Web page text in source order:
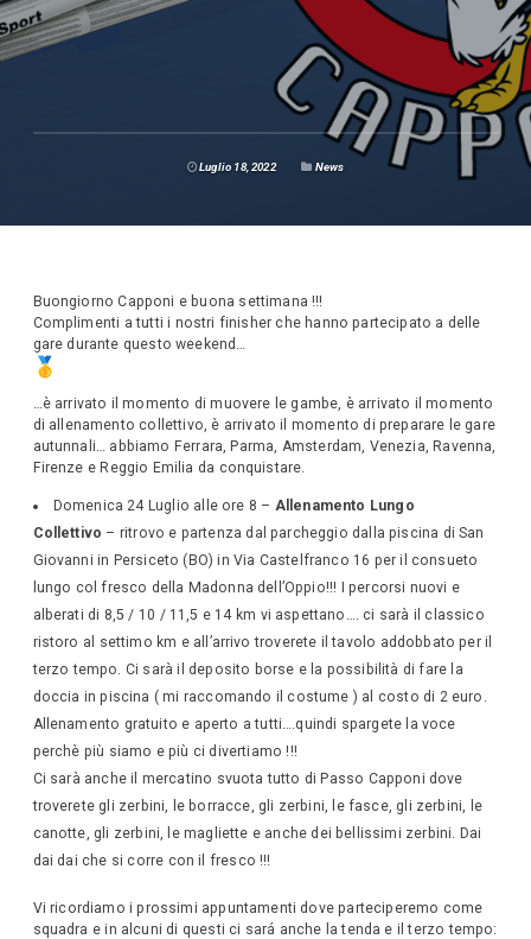
Luglio 18, 2022 News
Buongiorno Capponi e buona settimana !!!
Complimenti a tutti i nostri finisher che hanno partecipato a delle
gare durante questo weekend…
​…​è arrivato il momento di muovere le gambe, è arrivato il momento
di allenamento collettivo, è arrivato il momento di preparare le gare
autunnali​…​ abbiamo Ferrara,​ ​Parma,​ ​Amsterdam,​ ​Venezia,​ ​Ravenna​,
Firenze​ e Reggio Emilia da conquistare​.​
Domenica 24 Luglio alle ore 8 – Allenamento Lungo
Collettivo – ritrovo e partenza dal parcheggio dalla piscina di San
Giovanni in Persiceto (BO) in Via Castelfranco 16 per il consueto
lungo col fresco della Madonna dell’Oppio!!! I percorsi nuovi e
alberati di 8,5 / 10 / 11,5 e 14 km vi aspettano​….​ ci sarà il classico
ristoro al settimo km e all’arrivo troverete il tavolo addobbato per il
terzo tempo.​ ​Ci sarà il deposito borse e la possibilità di fare la
doccia in piscina ( mi raccomando il costume ) al costo di 2 euro.
Allenamento gratuito e aperto a tutti….quindi spargete la voce
perchè più siamo e più ci divertiamo !!!
Ci sarà anche il mercatino svuota tutto di Passo Capponi dove
troverete gli zerbini, le borracce, gli zerbini, le fasce, gli zerbini, le
canotte, gli zerbini, le magliette e anche dei bellissimi zerbini.​ ​Dai
dai dai che si corre con il fresco !!!
Vi ricordiamo i prossimi appuntamenti dove parteciperemo come
squadra e in alcuni di questi ci sará anche la tenda e il terzo tempo: